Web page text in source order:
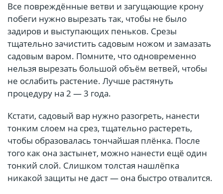
Все повреждённые ветви и загущающие крону
побеги нужно вырезать так, чтобы не было
задиров и выступающих пеньков. Срезы
тщательно зачистить садовым ножом и замазать
садовым варом. Помните, что одновременно
нельзя вырезать большой объём ветвей, чтобы
не ослабить растение. Лучше растянуть
процедуру на 2 — 3 года.
Кстати, садовый вар нужно разогреть, нанести
тонким слоем на срез, тщательно растереть,
чтобы образовалась тончайшая плёнка. После
того как она застынет, можно нанести ещё один
тонкий слой. Слишком толстая нашлёпка
никакой защиты не даст — она быстро отвалится.